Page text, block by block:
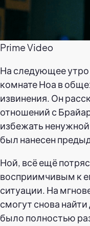
Prime Video
На следующее
комнате Ноа в
извинения. Он
отношений с
избежать
был нанесен
Ной, всё ещё
восприимчивым к
ситуации. На
смогут снова
было полностью